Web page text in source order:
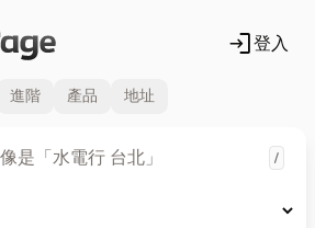
login登入
進階 產品 地址
/